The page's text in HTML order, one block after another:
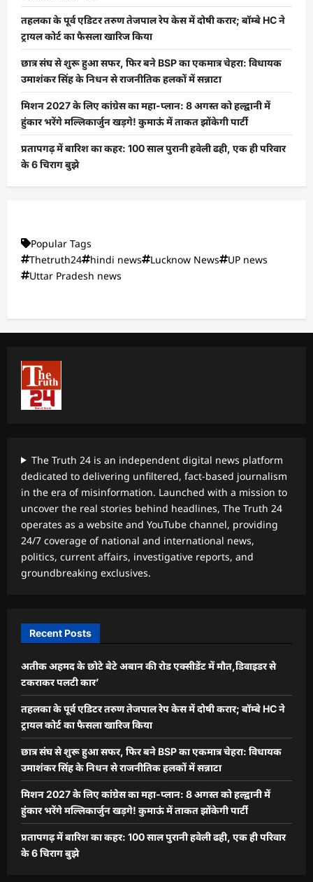
तहलका के पूर्व एडिटर तरुण तेजपाल रेप केस में दोषी करार; बॉम्बे HC ने
ट्रायल कोर्ट का फैसला खारिज किया
छात्र संघ से शुरू हुआ सफर, फिर बने BSP का एकमात्र चेहरा: विधायक
उमाशंकर सिंह के निधन से राजनीतिक हलकों में सन्नाटा
मिशन 2027 के लिए कांग्रेस का महा-प्लान: 8 अगस्त को हल्द्वानी में
हुंकार भरेंगे मल्लिकार्जुन खड़गे! कुमाऊं में ताकत झोंकेगी पार्टी
प्रतापगढ़ में बारिश का कहर: 100 साल पुरानी हवेली ढही, एक ही परिवार
के 6 चिराग बुझे
Popular Tags
Thetruth24
hindi news Lucknow News
UP news
Uttar Pradesh news
The Truth 24 is an independent digital news platform
dedicated to delivering unfiltered, fact-based journalism
in the era of misinformation. Launched with a mission to
uncover the real stories behind headlines, The Truth 24
operates as a website and YouTube channel, providing
24/7 coverage of national and international news,
politics, current affairs, investigative reports, and
groundbreaking exclusives.
Recent Posts
अतीक अहमद के छोटे बेटे अबान की रोड एक्सीडेंट में मौत,डिवाइडर से
टकराकर पलटी कार’
तहलका के पूर्व एडिटर तरुण तेजपाल रेप केस में दोषी करार; बॉम्बे HC ने
ट्रायल कोर्ट का फैसला खारिज किया
छात्र संघ से शुरू हुआ सफर, फिर बने BSP का एकमात्र चेहरा: विधायक
उमाशंकर सिंह के निधन से राजनीतिक हलकों में सन्नाटा
मिशन 2027 के लिए कांग्रेस का महा-प्लान: 8 अगस्त को हल्द्वानी में
हुंकार भरेंगे मल्लिकार्जुन खड़गे! कुमाऊं में ताकत झोंकेगी पार्टी
प्रतापगढ़ में बारिश का कहर: 100 साल पुरानी हवेली ढही, एक ही परिवार
के 6 चिराग बुझे